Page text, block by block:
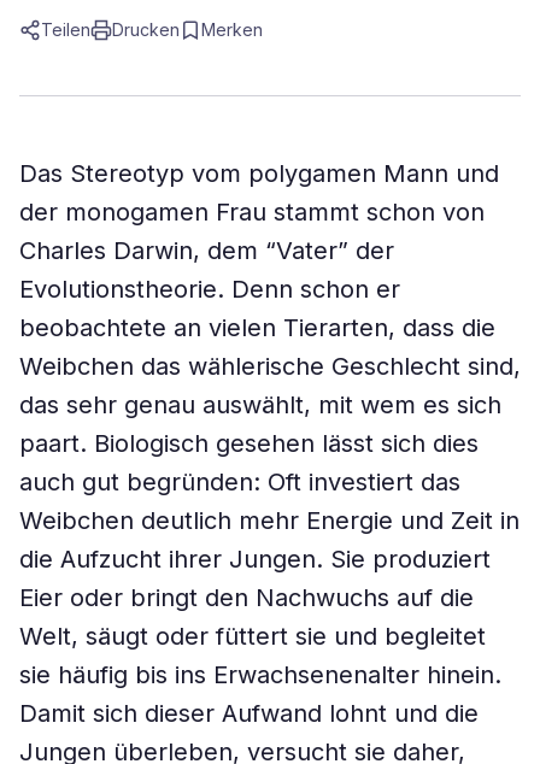
Teilen Drucken Merken
Das Stereotyp vom polygamen Mann und
der monogamen Frau stammt schon von
Charles Darwin, dem “Vater” der
Evolutionstheorie. Denn schon er
beobachtete an vielen Tierarten, dass die
Weibchen das wählerische Geschlecht sind,
das sehr genau auswählt, mit wem es sich
paart. Biologisch gesehen lässt sich dies
auch gut begründen: Oft investiert das
Weibchen deutlich mehr Energie und Zeit in
die Aufzucht ihrer Jungen. Sie produziert
Eier oder bringt den Nachwuchs auf die
Welt, säugt oder füttert sie und begleitet
sie häufig bis ins Erwachsenenalter hinein.
Damit sich dieser Aufwand lohnt und die
Jungen überleben, versucht sie daher,